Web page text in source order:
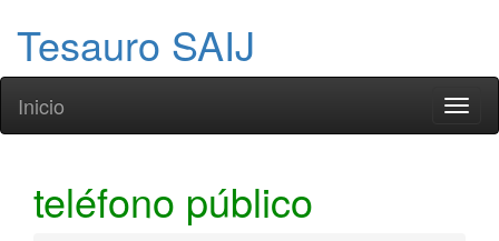
Tesauro SAIJ
Inicio
teléfono público